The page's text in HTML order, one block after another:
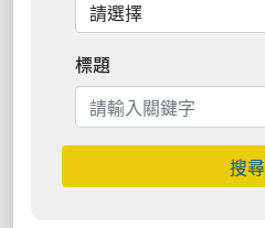
標題
搜尋